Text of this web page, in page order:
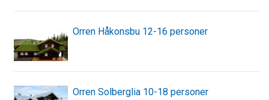
Orren Håkonsbu 12-16 personer
Orren Solberglia 10-18 personer